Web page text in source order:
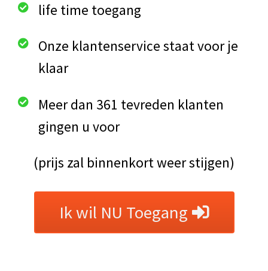
life time toegang
Onze klantenservice staat voor je
klaar
Meer dan 361 tevreden klanten
gingen u voor
(prijs zal binnenkort weer stijgen)
Ik wil NU Toegang